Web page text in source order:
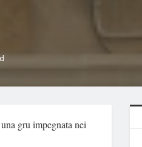
gru impegnata nei